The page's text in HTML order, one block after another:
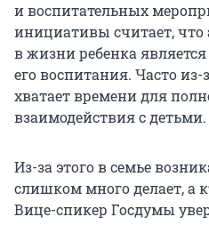
и воспитательных
инициативы считает, что
в жизни ребенка
его воспитания. Часто
хватает времени для
взаимодействия с детьми.
Из-за этого в семье
слишком много делает, а
Вице-спикер Госдумы